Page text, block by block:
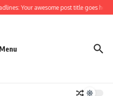
Your awesome post title goes here
Menu